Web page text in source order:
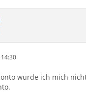
würde ich mich